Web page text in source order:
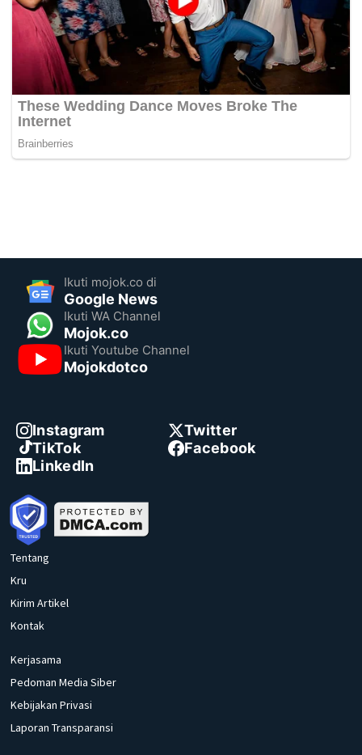
Ikuti mojok.co di
Google News
Ikuti WA Channel
Mojok.co
Ikuti Youtube Channel
Mojokdotco
Instagram
Twitter
TikTok
Facebook
LinkedIn
Tentang
Kru
Kirim Artikel
Kontak
Kerjasama
Pedoman Media Siber
Kebijakan Privasi
Laporan Transparansi